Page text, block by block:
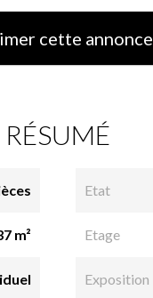
cette annonce
RÉSUMÉ
m²
Etat
Etage
Exposition